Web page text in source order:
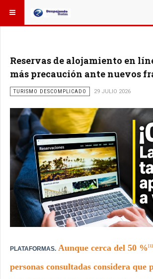
ESTÁ AQUÍ:
Reservas de alojamiento en
más precaución ante nuevos
TURISMO DESCOMPLICADO 29 JULIO 2026
PLATAFORMAS. Aunque cerca del 50 % [1]
personas consultadas considera que